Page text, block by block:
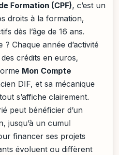
Formation (CPF), c’est un
droits à la formation,
dès l’âge de 16 ans.
Chaque année d’activité
crédits en euros,
Mon Compte
DIF, et sa mécanique
s’affiche clairement.
peut bénéficier d’un
jusqu’à un cumul
financer ses projets
évoluent ou diffèrent